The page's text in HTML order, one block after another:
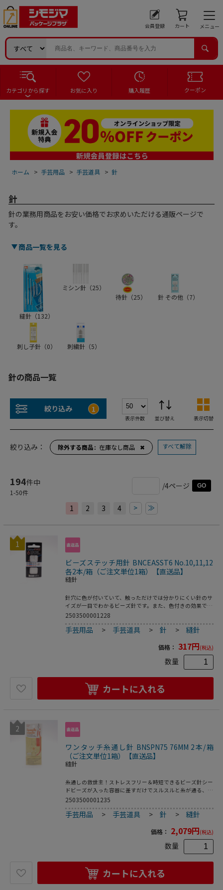
会員登録 カート メニュー
カテゴリから探す お気に入り 購入履歴 クーポン
ホーム > 手芸用品 > 手芸道具 > 針
針
針の業務用商品をお安い価格でお求めいただける通販ページで
す。
商品一覧を見る
縫針（132）
ミシン針（25）
待針（25） 針 その他（7）
刺し子針（0） 刺繍針（5）
針の商品一覧
絞り込み 1
表示件数 並び替え 表示切替
絞り込み： 除外する商品 在庫なし商品 ✖ すべて解除
194件中
1-50件
/4ページ GO
1 2 3 4 > ≫
1
ビーズステッチ用針 BNCEASST6 No.10,11,12
各2本/箱（ご注文単位1箱）【直送品】
縫針
針穴に色が付いていて、触っただけでは分かりにくい針のサ
イズが一目でわかるビーズ針です。また、色付きの効果で穴
の位置も分かりやすく、糸が通しやすくなります。10号・
能です。 サイズ10号(針穴が黒色)：全長約5.5cm、太さ約
号(針穴が赤色)：全長約5.1cm、太さ約0.35mm入数各サイズ
2本(合計6本)ご注意ください※海外製品の為、製造時に発生
する汚れが付着していたり、傷がある場合がございます。※
為替の変動等に伴い価格を変更させていただく場合がござい
ます。※パッケージが変更する場合がございます。使用用途
ビーズステッチ、ビーズ刺繍、ビーズ編み、ビーズモチーフ
製作などビーズワーク全般での使用
2503500001228
手芸用品 > 手芸道具 >針 >縫針
価格： 317円(税込)
数量
カートに入れる
2
ワンタッチ糸通し針 BNSPN75 76MM 2本/箱
（ご注文単位1箱）【直送品】
縫針
糸通しの救世主！ストレスフリー＆時短できるビーズ針シー
ドビーズが入った容器に差すだけでスルスルと糸が通る、便
利な針です。細いワイヤーをツイストさせた形状で、先端に
ています。針穴も大きく、針穴はビーズの通し穴に対応して
が、リボンも通すことができます。日本製です。 サイズ全長
76mm針穴の長さ21.5mm丸特小ビーズ～丸小ビーズにおす
すめです。入数2本ご注意ください※先端の返しでけがをし
ないよう、お取り扱いにご注意ください。※製造時に発生す
る汚れがパッケージに付着している場合がございます。※為
替の変動等に伴い価格を変更させていただく場合がございま
す。※パッケージが変更する場合がございます。使用用途ビ
ーズステッチ、ビーズ刺繍、ビーズ編み、ビーズモチーフ製
2503500001235
手芸用品 > 手芸道具 >針 >縫針
価格： 2,079円(税込)
数量
カートに入れる